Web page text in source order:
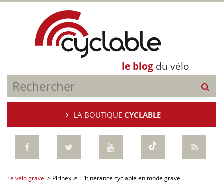
le blog du vélo
LA BOUTIQUE CYCLABLE
Le vélo gravel > Pirinexus : l’itinérance cyclable en mode gravel